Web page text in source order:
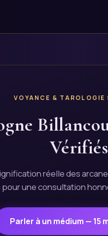
VOYANCE & TAROLOGIE
Vérifiés
réelle des
une consultation
Parler à un médium — 15